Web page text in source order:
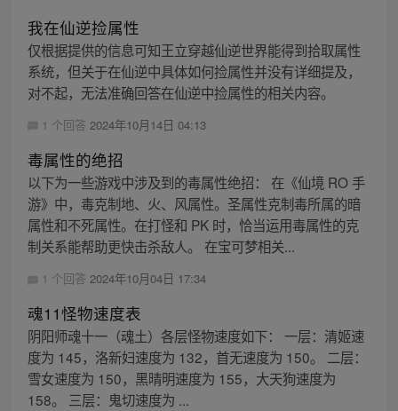
我在仙逆捡属性
仅根据提供的信息可知王立穿越仙逆世界能得到拾取属性
系统，但关于在仙逆中具体如何捡属性并没有详细提及，
对不起，无法准确回答在仙逆中捡属性的相关内容。
1 个回答 2024年10月14日 04:13
毒属性的绝招
以下为一些游戏中涉及到的毒属性绝招： 在《仙境 RO 手
游》中，毒克制地、火、风属性。圣属性克制毒所属的暗
属性和不死属性。在打怪和 PK 时，恰当运用毒属性的克
制关系能帮助更快击杀敌人。 在宝可梦相关...
1 个回答 2024年10月04日 17:34
魂11怪物速度表
阴阳师魂十一（魂土）各层怪物速度如下： 一层：清姬速
度为 145，洛新妇速度为 132，首无速度为 150。 二层：
雪女速度为 150，黑晴明速度为 155，大天狗速度为
158。 三层：鬼切速度为 ...